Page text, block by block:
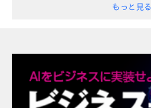
もっと見る